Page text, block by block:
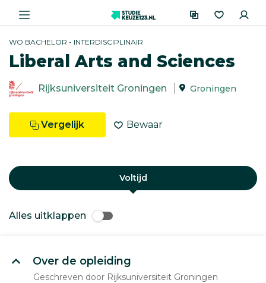
WO BACHELOR - INTERDISCIPLINAIR
Liberal Arts and Sciences
Rijksuniversiteit Groningen Groningen
Vergelijk Bewaar
Voltijd
Alles uitklappen
Over de opleiding
Geschreven door Rijksuniversiteit Groningen